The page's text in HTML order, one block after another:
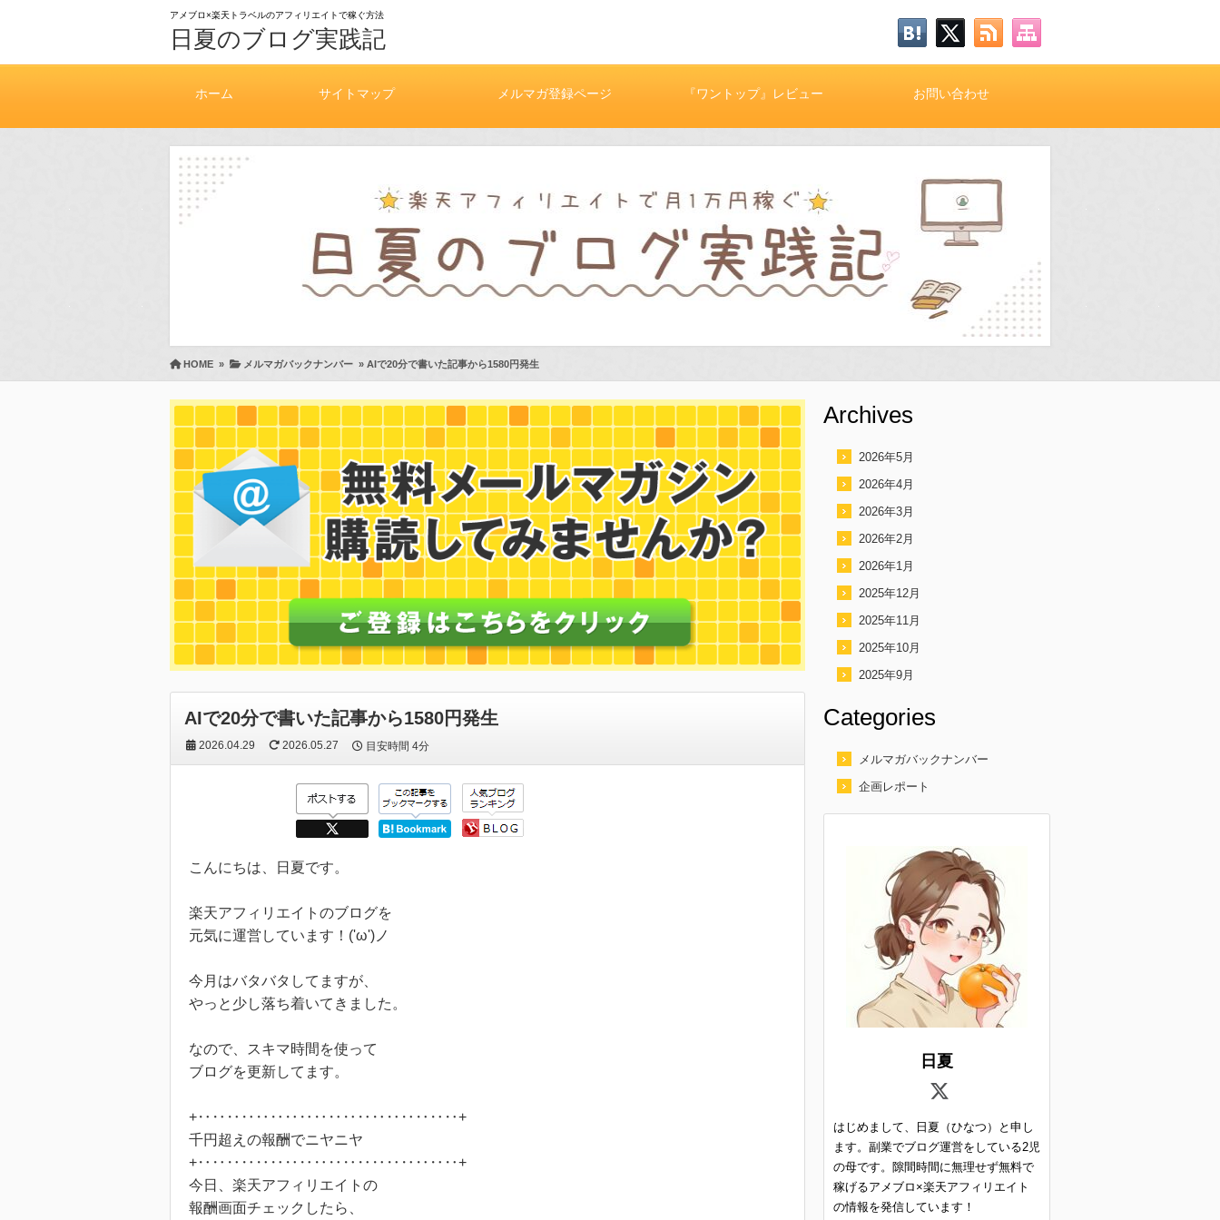
アメブロ×楽天トラベルのアフィリエイトで稼ぐ方法
日夏のブログ実践記
ホーム サイトマップ メルマガ登録ページ 『ワントップ』レビュー お問い合わせ
HOME » メルマガバックナンバー » AIで20分で書いた記事から1580円発生
AIで20分で書いた記事から1580円発生
2026.04.29 2026.05.27 目安時間4分
こんにちは、日夏です。
楽天アフィリエイトのブログを
元気に運営しています！('ω')ノ
今月はバタバタしてますが、
やっと少し落ち着いてきました。
なので、スキマ時間を使って
ブログを更新してます。
+‥‥‥‥‥‥‥‥‥‥‥‥‥‥‥‥‥‥+
千円超えの報酬でニヤニヤ
+‥‥‥‥‥‥‥‥‥‥‥‥‥‥‥‥‥‥+
今日、楽天アフィリエイトの
報酬画面チェックしたら、
Archives
2026年5月
2026年4月
2026年3月
2026年2月
2026年1月
2025年12月
2025年11月
2025年10月
2025年9月
Categories
メルマガバックナンバー
企画レポート
日夏
はじめまして、日夏（ひなつ）と申し
ます。副業でブログ運営をしている2児
の母です。隙間時間に無理せず無料で
稼げるアメブロ×楽天アフィリエイト
の情報を発信しています！